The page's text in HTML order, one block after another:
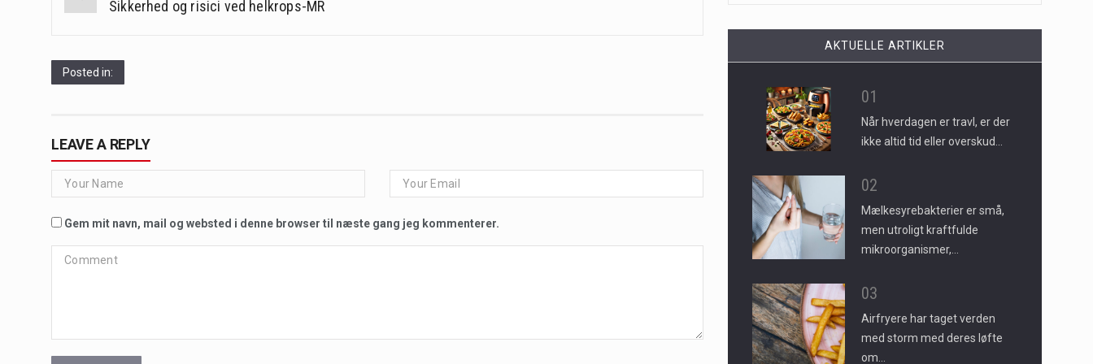
navigationSikkerhed og risici ved helkrops-MR
Posted in:
LEAVE A REPLY
Gem mit navn, mail og websted i denne browser til næste gang jeg kommenterer.
AKTUELLE ARTIKLER
01
Når hverdagen er travl, er der
ikke altid tid eller overskud…
02
Mælkesyrebakterier er små,
men utroligt kraftfulde
mikroorganismer,…
03
Airfryere har taget verden
med storm med deres løfte
om…